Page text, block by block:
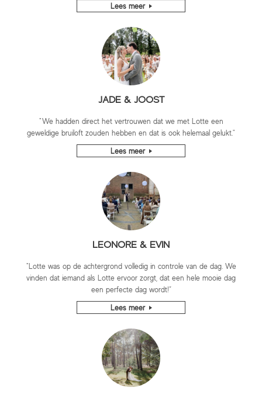
Lees meer
JADE & JOOST
"We hadden direct het vertrouwen dat we met Lotte een
geweldige bruiloft zouden hebben en dat is ook helemaal gelukt."
Lees meer
LEONORE & EVIN
"Lotte was op de achtergrond volledig in controle van de dag. We
vinden dat iemand als Lotte ervoor zorgt, dat een hele mooie dag
een perfecte dag wordt!”
Lees meer